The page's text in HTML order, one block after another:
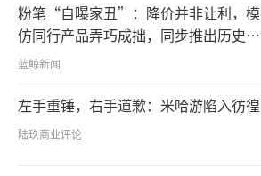
粉笔“自曝家丑”：降价并非让利，模
仿同行产品弄巧成拙，同步推出历史学
员退费方案
蓝鲸新闻
左手重锤，右手道歉：米哈游陷入彷徨
陆玖商业评论